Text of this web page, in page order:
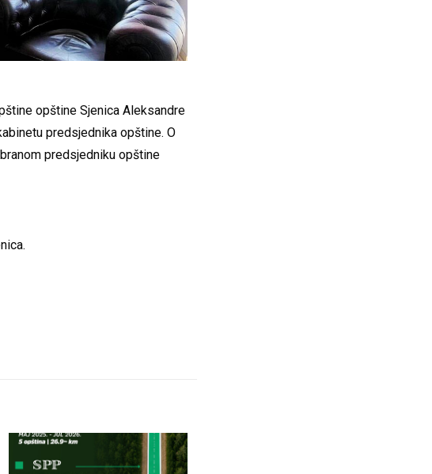
opštine Sjenica Aleksandre
predsjednika opštine. O
predsjedniku opštine